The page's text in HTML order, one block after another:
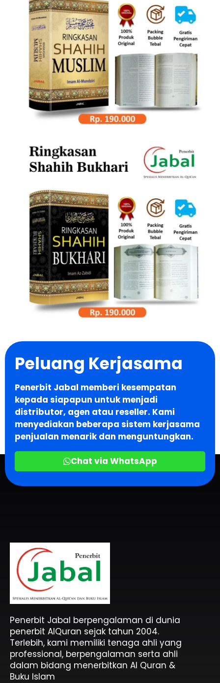
Peluang Kerjasama
Penerbit Jabal memberi kesempatan
kepada siapapun untuk menjadi
distributor, agen atau reseller. Kami
menyediakan beberapa sistem kerjasama
penjualan menarik dan menguntungkan.
Chat via WhatsApp
Penerbit Al Quran Jabal
Penerbit Al Quran & Buku Islam Berpengalaman Sejak 2004
Penerbit Jabal berpengalaman di dunia
penerbit AlQuran sejak tahun 2004.
Terlebih, kami memiliki tenaga ahli yang
professional, berpengalaman serta ahli
dalam bidang menerbitkan Al Quran &
Buku Islam